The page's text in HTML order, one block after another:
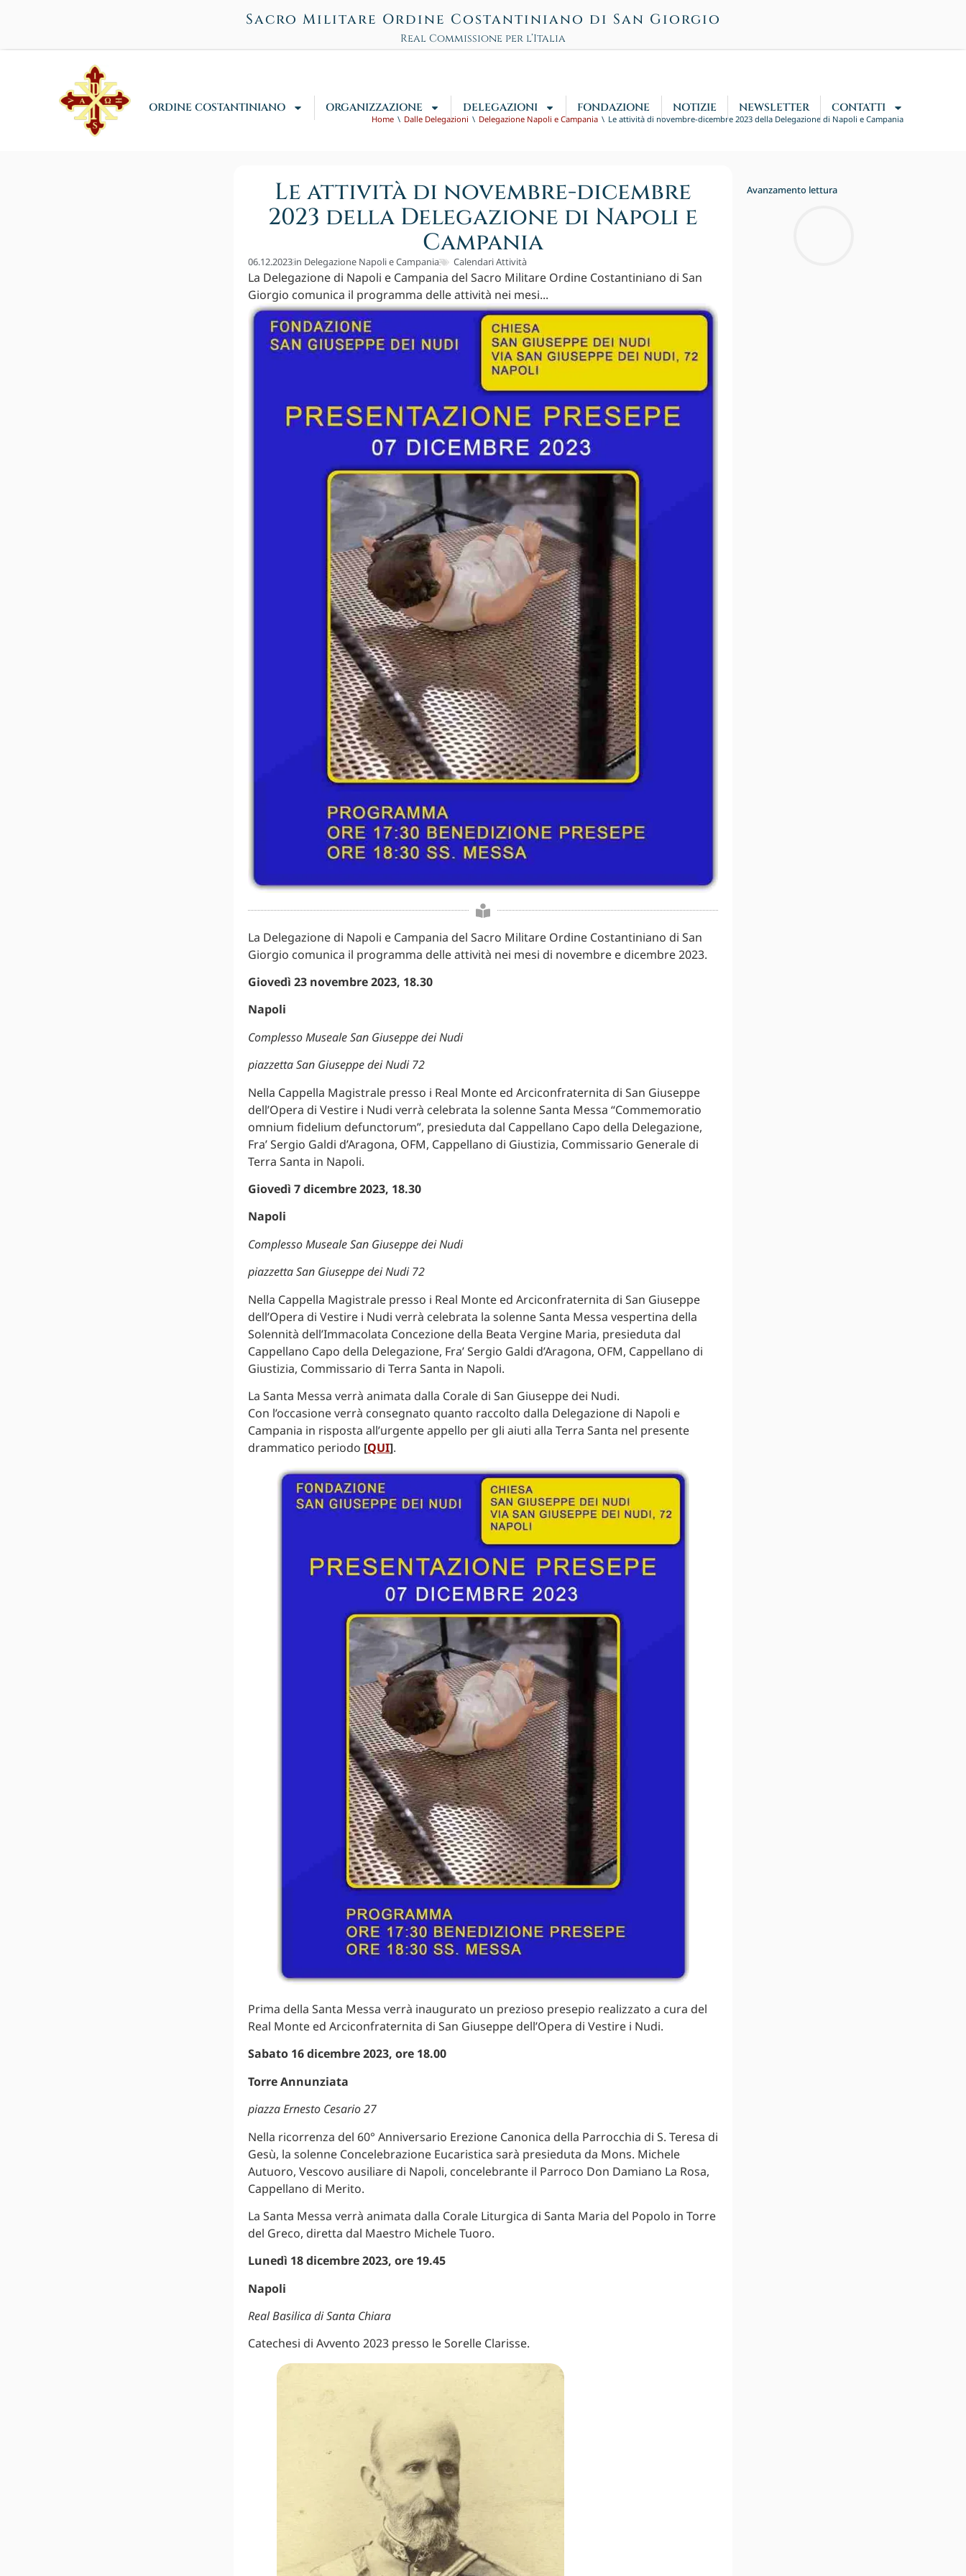
Sacro Militare Ordine Costantiniano di San Giorgio
Real Commissione per l’Italia
ORDINE COSTANTINIANO ORGANIZZAZIONE DELEGAZIONI FONDAZIONE NOTIZIE NEWSLETTER CONTATTI
Home Dalle Delegazioni Delegazione Napoli e Campania Le attività di novembre-dicembre 2023 della Delegazione di Napoli e Campania
Le attività di novembre-dicembre
2023 della Delegazione di Napoli e
Campania
06.12.2023in Delegazione Napoli e Campania Calendari Attività
La Delegazione di Napoli e Campania del Sacro Militare Ordine Costantiniano di San
Giorgio comunica il programma delle attività nei mesi...
La Delegazione di Napoli e Campania del Sacro Militare Ordine Costantiniano di San
Giorgio comunica il programma delle attività nei mesi di novembre e dicembre 2023.
Giovedì 23 novembre 2023, 18.30
Napoli
Complesso Museale San Giuseppe dei Nudi
piazzetta San Giuseppe dei Nudi 72
Nella Cappella Magistrale presso i Real Monte ed Arciconfraternita di San Giuseppe
dell’Opera di Vestire i Nudi verrà celebrata la solenne Santa Messa “Commemoratio
omnium fidelium defunctorum”, presieduta dal Cappellano Capo della Delegazione,
Fra’ Sergio Galdi d’Aragona, OFM, Cappellano di Giustizia, Commissario Generale di
Terra Santa in Napoli.
Giovedì 7 dicembre 2023, 18.30
Napoli
Complesso Museale San Giuseppe dei Nudi
piazzetta San Giuseppe dei Nudi 72
Nella Cappella Magistrale presso i Real Monte ed Arciconfraternita di San Giuseppe
dell’Opera di Vestire i Nudi verrà celebrata la solenne Santa Messa vespertina della
Solennità dell’Immacolata Concezione della Beata Vergine Maria, presieduta dal
Cappellano Capo della Delegazione, Fra’ Sergio Galdi d’Aragona, OFM, Cappellano di
Giustizia, Commissario di Terra Santa in Napoli.
La Santa Messa verrà animata dalla Corale di San Giuseppe dei Nudi.
Con l’occasione verrà consegnato quanto raccolto dalla Delegazione di Napoli e
Campania in risposta all’urgente appello per gli aiuti alla Terra Santa nel presente
drammatico periodo [QUI].
Prima della Santa Messa verrà inaugurato un prezioso presepio realizzato a cura del
Real Monte ed Arciconfraternita di San Giuseppe dell’Opera di Vestire i Nudi.
Sabato 16 dicembre 2023, ore 18.00
Torre Annunziata
piazza Ernesto Cesario 27
Nella ricorrenza del 60° Anniversario Erezione Canonica della Parrocchia di S. Teresa di
Gesù, la solenne Concelebrazione Eucaristica sarà presieduta da Mons. Michele
Autuoro, Vescovo ausiliare di Napoli, concelebrante il Parroco Don Damiano La Rosa,
Cappellano di Merito.
La Santa Messa verrà animata dalla Corale Liturgica di Santa Maria del Popolo in Torre
del Greco, diretta dal Maestro Michele Tuoro.
Lunedì 18 dicembre 2023, ore 19.45
Napoli
Real Basilica di Santa Chiara
Catechesi di Avvento 2023 presso le Sorelle Clarisse.
Avanzamento lettura